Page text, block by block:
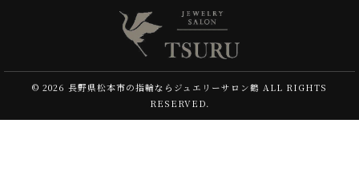
© 2026 長野県松本市の指輪ならジュエリーサロン鶴 ALL RIGHTS
RESERVED.